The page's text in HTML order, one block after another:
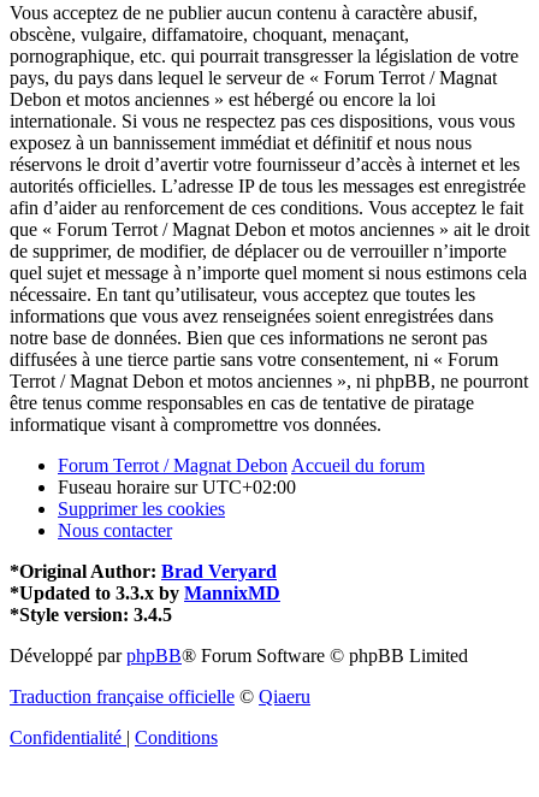
Vous acceptez de ne publier aucun contenu à caractère abusif,
obscène, vulgaire, diffamatoire, choquant, menaçant,
pornographique, etc. qui pourrait transgresser la législation de votre
pays, du pays dans lequel le serveur de « Forum Terrot / Magnat
Debon et motos anciennes » est hébergé ou encore la loi
internationale. Si vous ne respectez pas ces dispositions, vous vous
exposez à un bannissement immédiat et définitif et nous nous
réservons le droit d’avertir votre fournisseur d’accès à internet et les
autorités officielles. L’adresse IP de tous les messages est enregistrée
afin d’aider au renforcement de ces conditions. Vous acceptez le fait
que « Forum Terrot / Magnat Debon et motos anciennes » ait le droit
de supprimer, de modifier, de déplacer ou de verrouiller n’importe
quel sujet et message à n’importe quel moment si nous estimons cela
nécessaire. En tant qu’utilisateur, vous acceptez que toutes les
informations que vous avez renseignées soient enregistrées dans
notre base de données. Bien que ces informations ne seront pas
diffusées à une tierce partie sans votre consentement, ni « Forum
Terrot / Magnat Debon et motos anciennes », ni phpBB, ne pourront
être tenus comme responsables en cas de tentative de piratage
informatique visant à compromettre vos données.
Forum Terrot / Magnat Debon Accueil du forum
Fuseau horaire surUTC+02:00
Supprimer les cookies
Nous contacter
*Original Author: Brad Veryard
*Updated to 3.3.x by MannixMD
*Style version: 3.4.5
Développé parphpBB® Forum Software © phpBB Limited
Traduction française officielle © Qiaeru
Confidentialité | Conditions